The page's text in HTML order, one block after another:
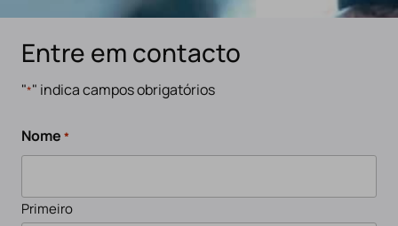
Entre em contacto
"*" indica campos obrigatórios
Nome *
Primeiro